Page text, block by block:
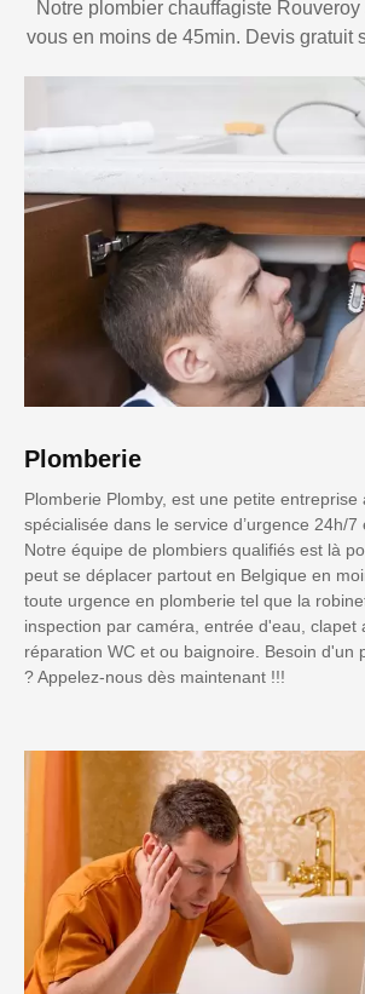
Notre plombier chauffagiste
vous en moins de 45min. Devis gratuit
Plomberie
Plomberie Plomby, est une petite entreprise
spécialisée dans le service d’urgence 24h/7
Notre équipe de plombiers qualifiés est là
peut se déplacer partout en Belgique en
toute urgence en plomberie tel que la
inspection par caméra, entrée d'eau, clapet
réparation WC et ou baignoire. Besoin d'un
? Appelez-nous dès maintenant !!!